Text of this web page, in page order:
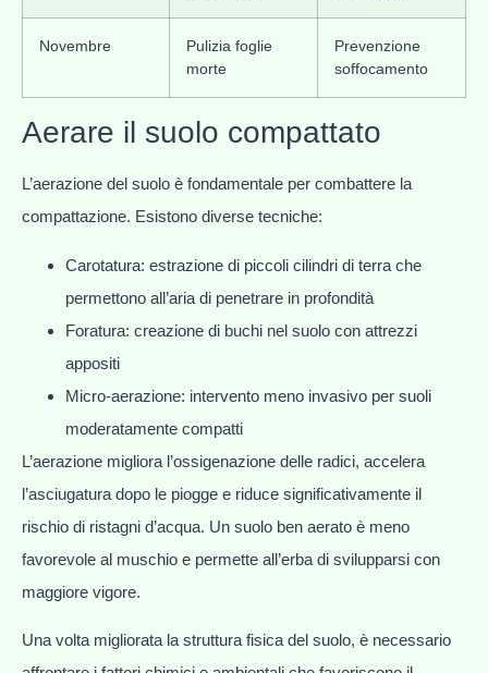
Novembre
Pulizia foglie
morte
Prevenzione
soffocamento
Aerare il suolo compattato
L’aerazione del suolo è fondamentale per combattere la
compattazione. Esistono diverse tecniche:
Carotatura: estrazione di piccoli cilindri di terra che
permettono all’aria di penetrare in profondità
Foratura: creazione di buchi nel suolo con attrezzi
appositi
Micro-aerazione: intervento meno invasivo per suoli
moderatamente compatti
L’aerazione migliora l’ossigenazione delle radici, accelera
l’asciugatura dopo le piogge e riduce significativamente il
rischio di ristagni d’acqua. Un suolo ben aerato è meno
favorevole al muschio e permette all’erba di svilupparsi con
maggiore vigore.
Una volta migliorata la struttura fisica del suolo, è necessario